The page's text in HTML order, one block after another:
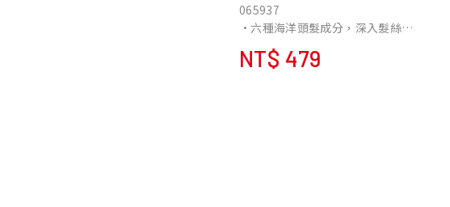
065937
•六種海洋頭髮成分，深入髮絲與
•針對不同髮質問體，改善受損髮
NT$ 479